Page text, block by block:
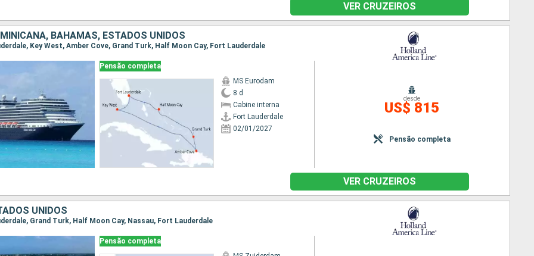
VER CRUZEIROS
BAHAMAS, ESTADOS UNIDOS
Key West, Amber Cove, Grand Turk, Half Moon Cay, Fort Lauderdale
Pensão completa
MS Eurodam
8 d
Cabine interna
Fort Lauderdale
02/01/2027
desde
US$ 815
Pensão completa
VER CRUZEIROS
UNIDOS
Grand Turk, Half Moon Cay, Nassau, Fort Lauderdale
Pensão completa